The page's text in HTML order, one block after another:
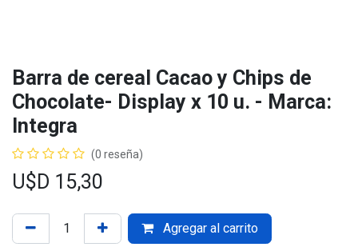
Barra de cereal Cacao y Chips de
Chocolate- Display x 10 u. - Marca:
Integra
(0 reseña)
U$D 15,30
Agregar al carrito